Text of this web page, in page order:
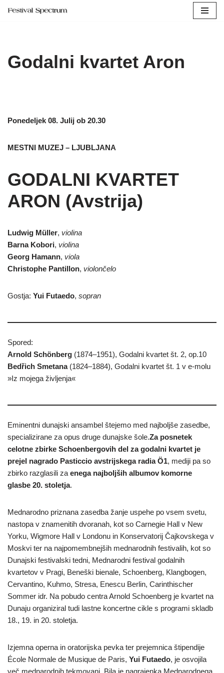
Godalni kvartet Aron
Ponedeljek 08. Julij ob 20.30
MESTNI MUZEJ – LJUBLJANA
GODALNI KVARTET
ARON (Avstrija)
Ludwig Müller, violina
Barna Kobori, violina
Georg Hamann, viola
Christophe Pantillon, violončelo
Gostja: Yui Futaedo, sopran
Spored:
Arnold Schönberg (1874–1951), Godalni kvartet št. 2, op.10
Bedřich Smetana(1824–1884), Godalni kvartet št. 1 v e-molu
»Iz mojega življenja«
Eminentni dunajski ansambel štejemo med najboljše zasedbe,
specializirane za opus druge dunajske šole.Za posnetek
celotne zbirke Schoenbergovih del za godalni kvartet je
prejel nagrado Pasticcio avstrijskega radia Ö1, mediji pa so
zbirko razglasili za enega najboljših albumov komorne
glasbe 20. stoletja.
Mednarodno priznana zasedba žanje uspehe po vsem svetu,
nastopa v znamenitih dvoranah, kot so Carnegie Hall v New
Yorku, Wigmore Hall v Londonu in Konservatorij Čajkovskega v
Moskvi ter na najpomembnejših mednarodnih festivalih, kot so
Dunajski festivalski tedni, Mednarodni festival godalnih
kvartetov v Pragi, Beneški bienale, Schoenberg, Klangbogen,
Cervantino, Kuhmo, Stresa, Enescu Berlin, Carinthischer
Sommer idr. Na pobudo centra Arnold Schoenberg je kvartet na
Dunaju organiziral tudi lastne koncertne cikle s programi skladb
18., 19. in 20. stoletja.
Izjemna operna in oratorijska pevka ter prejemnica štipendije
École Normale de Musique de Paris, Yui Futaedo, je osvojila